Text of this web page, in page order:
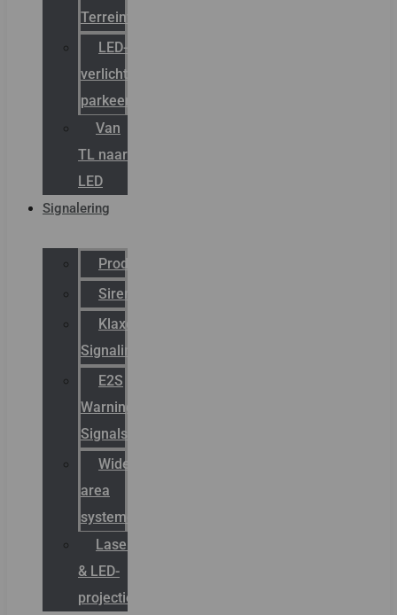
Terreinverlichting
LED-
verlichting
parkeergarage
Van
TL naar
LED
Signalering
Productcatalogus
Sirena
Klaxon
Signaling
E2S
Warning
Signals
Wide
area
systemen
Laserbelijning
& LED-
projectie